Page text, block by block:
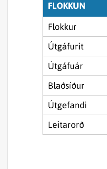
FLOKKUN
Flokkur
Útgáfurit
Útgáfuár
Blaðsíður
Útgefandi
Leitarorð